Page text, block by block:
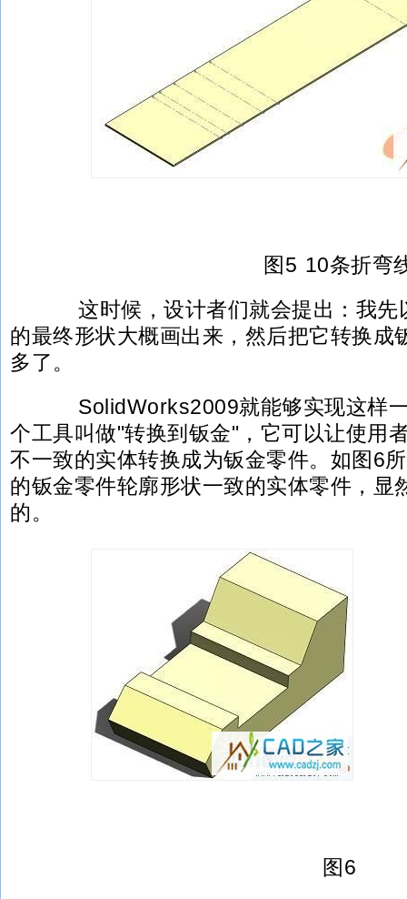
图5 10条折弯
这时候，设计者们就会提出：我先
的最终形状大概画出来，然后把它转换成
多了。
SolidWorks2009就能够实现这样一
个工具叫做"转换到钣金"，它可以让使用
不一致的实体转换成为钣金零件。如图6
的钣金零件轮廓形状一致的实体零件，显
的。
图6